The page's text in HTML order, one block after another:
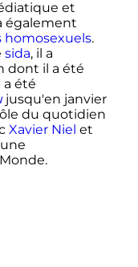
et
également
homosexuels.
sida, il a
dont il a été
a été
jusqu'en janvier
du quotidien
Xavier Niel et